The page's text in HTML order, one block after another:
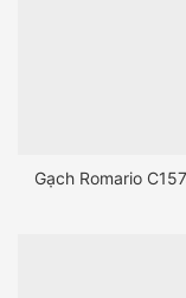
Gạch Romario